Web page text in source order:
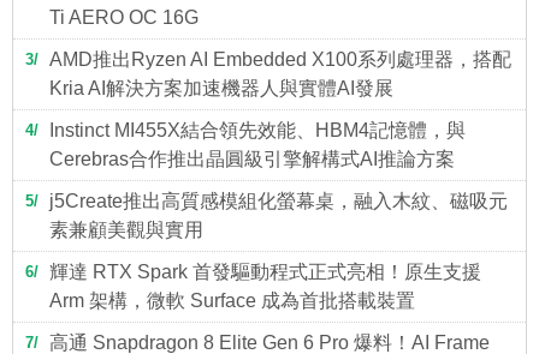
Ti AERO OC 16G
3
AMD推出Ryzen AI Embedded X100系列處理器，搭配
Kria AI解決方案加速機器人與實體AI發展
4
Instinct MI455X結合領先效能、HBM4記憶體，與
Cerebras合作推出晶圓級引擎解構式AI推論方案
5
j5Create推出高質感模組化螢幕桌，融入木紋、磁吸元
素兼顧美觀與實用
6
輝達 RTX Spark 首發驅動程式正式亮相！原生支援
Arm 架構，微軟 Surface 成為首批搭載裝置
7
高通 Snapdragon 8 Elite Gen 6 Pro 爆料！AI Frame